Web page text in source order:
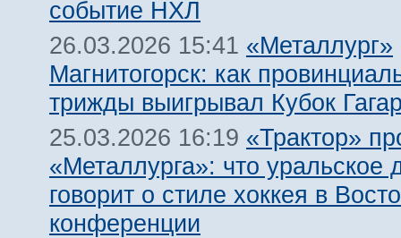
событие НХЛ
26.03.2026 15:41 «Металлург»
Магнитогорск: как
трижды выигрывал Кубок
25.03.2026 16:19 «Трактор»
«Металлурга»: что уральское
говорит о стиле хоккея в
конференции